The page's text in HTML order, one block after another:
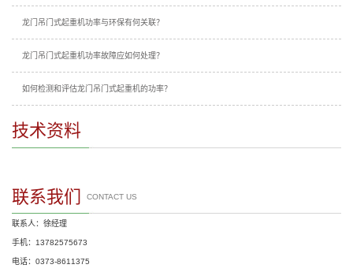
龙门吊门式起重机功率与环保有何关联？
龙门吊门式起重机功率故障应如何处理？
如何检测和评估龙门吊门式起重机的功率？
技术资料
联系我们 CONTACT US
联系人：徐经理
手机：13782575673
电话：0373-8611375